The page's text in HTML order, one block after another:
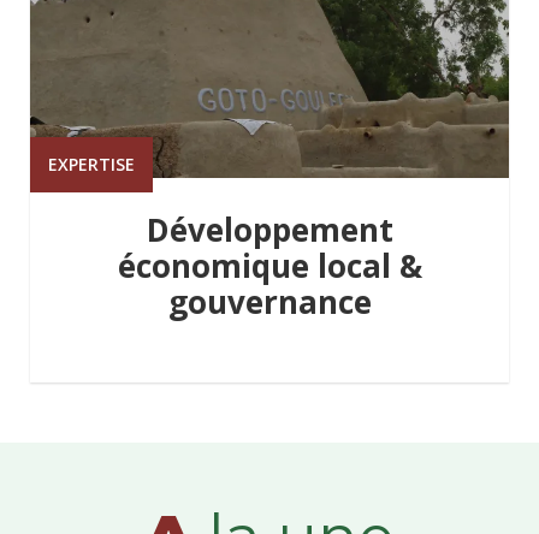
EXPERTISE
Développement
économique local &
gouvernance